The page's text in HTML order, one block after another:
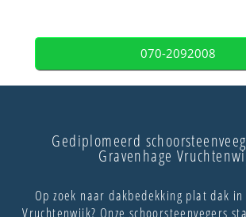
070-2092008
Gediplomeerd
Gravenhage
Op zoek naar dakbedekking plat dak in
Vruchtenwijk? Onze schoorsteenvegers